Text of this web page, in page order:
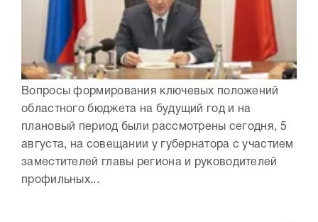
Вопросы формирования ключевых положений
областного бюджета на будущий год и на
плановый период были рассмотрены сегодня, 5
августа, на совещании у губернатора с участием
заместителей главы региона и руководителей
профильных...